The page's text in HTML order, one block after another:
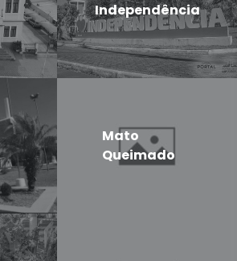
Independência
Mato
Queimado